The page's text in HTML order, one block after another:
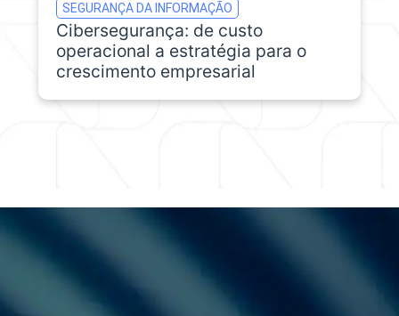
SEGURANÇA DA INFORMAÇÃO
Cibersegurança: de custo
operacional a estratégia para o
crescimento empresarial